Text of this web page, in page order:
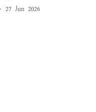
27 Jun 2026